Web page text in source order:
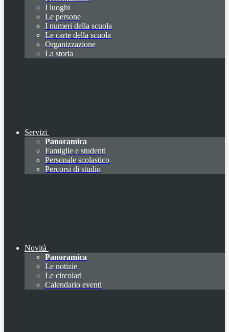
I luoghi
Le persone
I numeri della scuola
Le carte della scuola
Organizzazione
La storia
Servizi
Panoramica
Famiglie e studenti
Personale scolastico
Percorsi di studio
Novità
Panoramica
Le notizie
Le circolari
Calendario eventi